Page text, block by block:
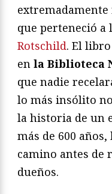
que perteneció a
Rotschild. El
en la Biblioteca
que nadie
lo más insólito
la historia de un
más de 600
camino antes de
dueños.